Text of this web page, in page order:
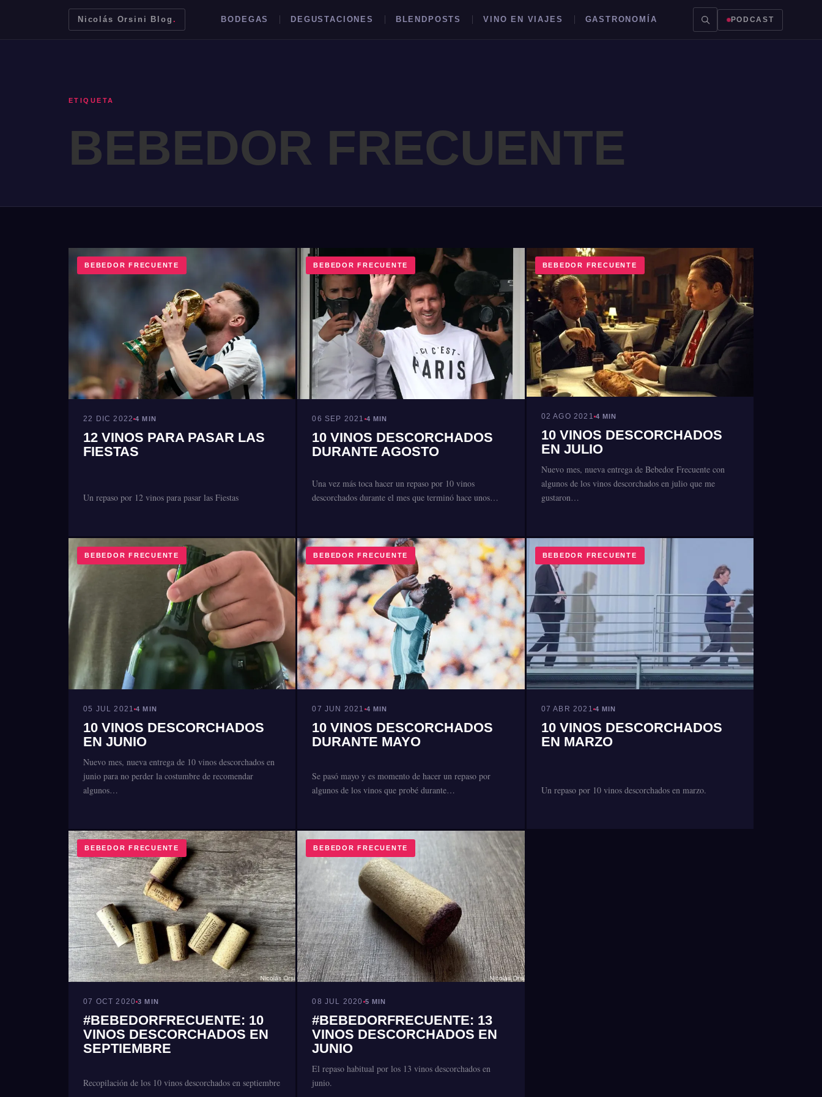
Nicolás Orsini Blog . BODEGAS DEGUSTACIONES BLENDPOSTS VINO EN VIAJES GASTRONOMÍA PODCAST
ETIQUETA
BEBEDOR FRECUENTE
BEBEDOR FRECUENTE
22 DIC 2022 4 MIN
12 VINOS PARA PASAR LAS
FIESTAS
Un repaso por 12 vinos para pasar las Fiestas
BEBEDOR FRECUENTE
06 SEP 2021 4 MIN
10 VINOS DESCORCHADOS
DURANTE AGOSTO
Una vez más toca hacer un repaso por 10 vinos
descorchados durante el mes que terminó hace unos…
BEBEDOR FRECUENTE
02 AGO 2021 4 MIN
10 VINOS DESCORCHADOS
EN JULIO
Nuevo mes, nueva entrega de Bebedor Frecuente con
algunos de los vinos descorchados en julio que me
gustaron…
BEBEDOR FRECUENTE
05 JUL 2021 4 MIN
10 VINOS DESCORCHADOS
EN JUNIO
Nuevo mes, nueva entrega de 10 vinos descorchados en
junio para no perder la costumbre de recomendar
algunos…
BEBEDOR FRECUENTE
07 JUN 2021 4 MIN
10 VINOS DESCORCHADOS
DURANTE MAYO
Se pasó mayo y es momento de hacer un repaso por
algunos de los vinos que probé durante…
BEBEDOR FRECUENTE
07 ABR 2021 4 MIN
10 VINOS DESCORCHADOS
EN MARZO
Un repaso por 10 vinos descorchados en marzo.
BEBEDOR FRECUENTE
07 OCT 2020 3 MIN
#BEBEDORFRECUENTE: 10
VINOS DESCORCHADOS EN
SEPTIEMBRE
Recopilación de los 10 vinos descorchados en septiembre
BEBEDOR FRECUENTE
08 JUL 2020 5 MIN
#BEBEDORFRECUENTE: 13
VINOS DESCORCHADOS EN
JUNIO
El repaso habitual por los 13 vinos descorchados en
junio.